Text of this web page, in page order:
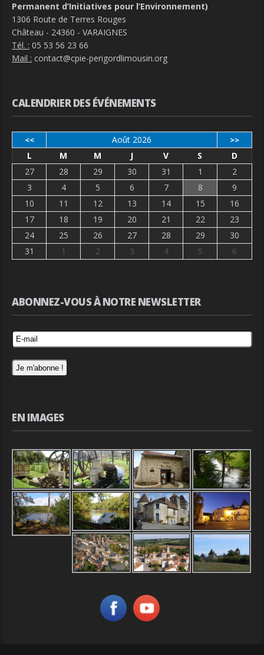
Permanent d’Initiatives pour l’Environnement)
1306 Route de Terres Rouges
Château - 24360 - VARAIGNES
Tél. : 05 53 56 23 66
Mail : contact@cpie-perigordlimousin.org
CALENDRIER DES ÉVÉNEMENTS
<< Août 2026 >>
L M M J V S
D
27
28 29 30 31 1
2
3
4 5 6 7 8
9
10
11 12 13 14 15
16
17
18 19 20 21 22
23
24
25 26 27 28 29
30
31
1 2 3 4 5 6
ABONNEZ-VOUS À NOTRE NEWSLETTER
EN IMAGES